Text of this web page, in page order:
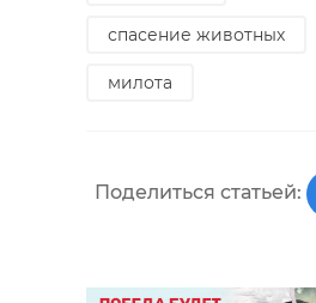
спасение животных
милота
Поделиться статьей: